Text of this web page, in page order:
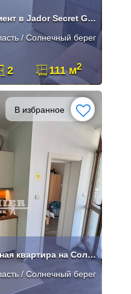
Двухкомнатный апартамент в Jador Secret Gardens
/ Солнечный берег
2 111 м2
В избранное
Прекрасная двухкомнатная квартира на Солнечном Берегу
/ Солнечный берег